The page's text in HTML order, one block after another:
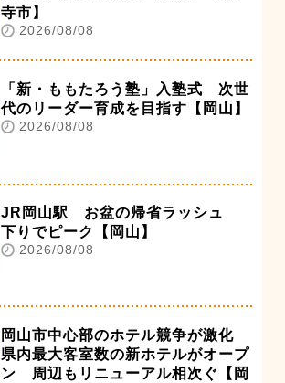
寺市】
2026/08/08
「新・ももたろう塾」入塾式 次世
代のリーダー育成を目指す【岡山】
2026/08/08
JR岡山駅 お盆の帰省ラッシュ
下りでピーク【岡山】
2026/08/08
岡山市中心部のホテル競争が激化
県内最大客室数の新ホテルがオープ
ン 周辺もリニューアル相次ぐ【岡